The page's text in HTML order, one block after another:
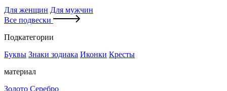
Для женщин Для мужчин
Все подвески
Подкатегории
Буквы Знаки зодиака Иконки Кресты
материал
Золото Серебро